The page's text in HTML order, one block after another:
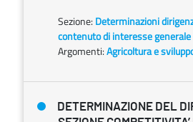
Sezione: Determinazioni
contenuto di interesse generale
Argomenti:Agricoltura e
DETERMINAZIONE DEL